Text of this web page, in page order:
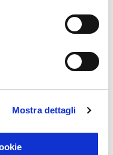
Mostra dettagli